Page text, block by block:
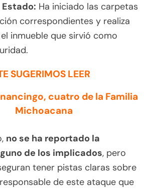
Ha iniciado las carpetas
correspondientes y realiza
inmueble que sirvió como
SUGERIMOS LEER
cuatro de la Familia
Michoacana
no se ha reportado la
de los implicados, pero
tener pistas claras sobre
de este ataque que